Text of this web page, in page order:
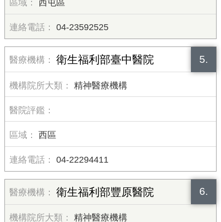
西屯區
04-23592525
5.
衛生福利部臺中醫院
精神醫療機構
西區
04-22294411
6.
衛生福利部豐原醫院
精神醫療機構